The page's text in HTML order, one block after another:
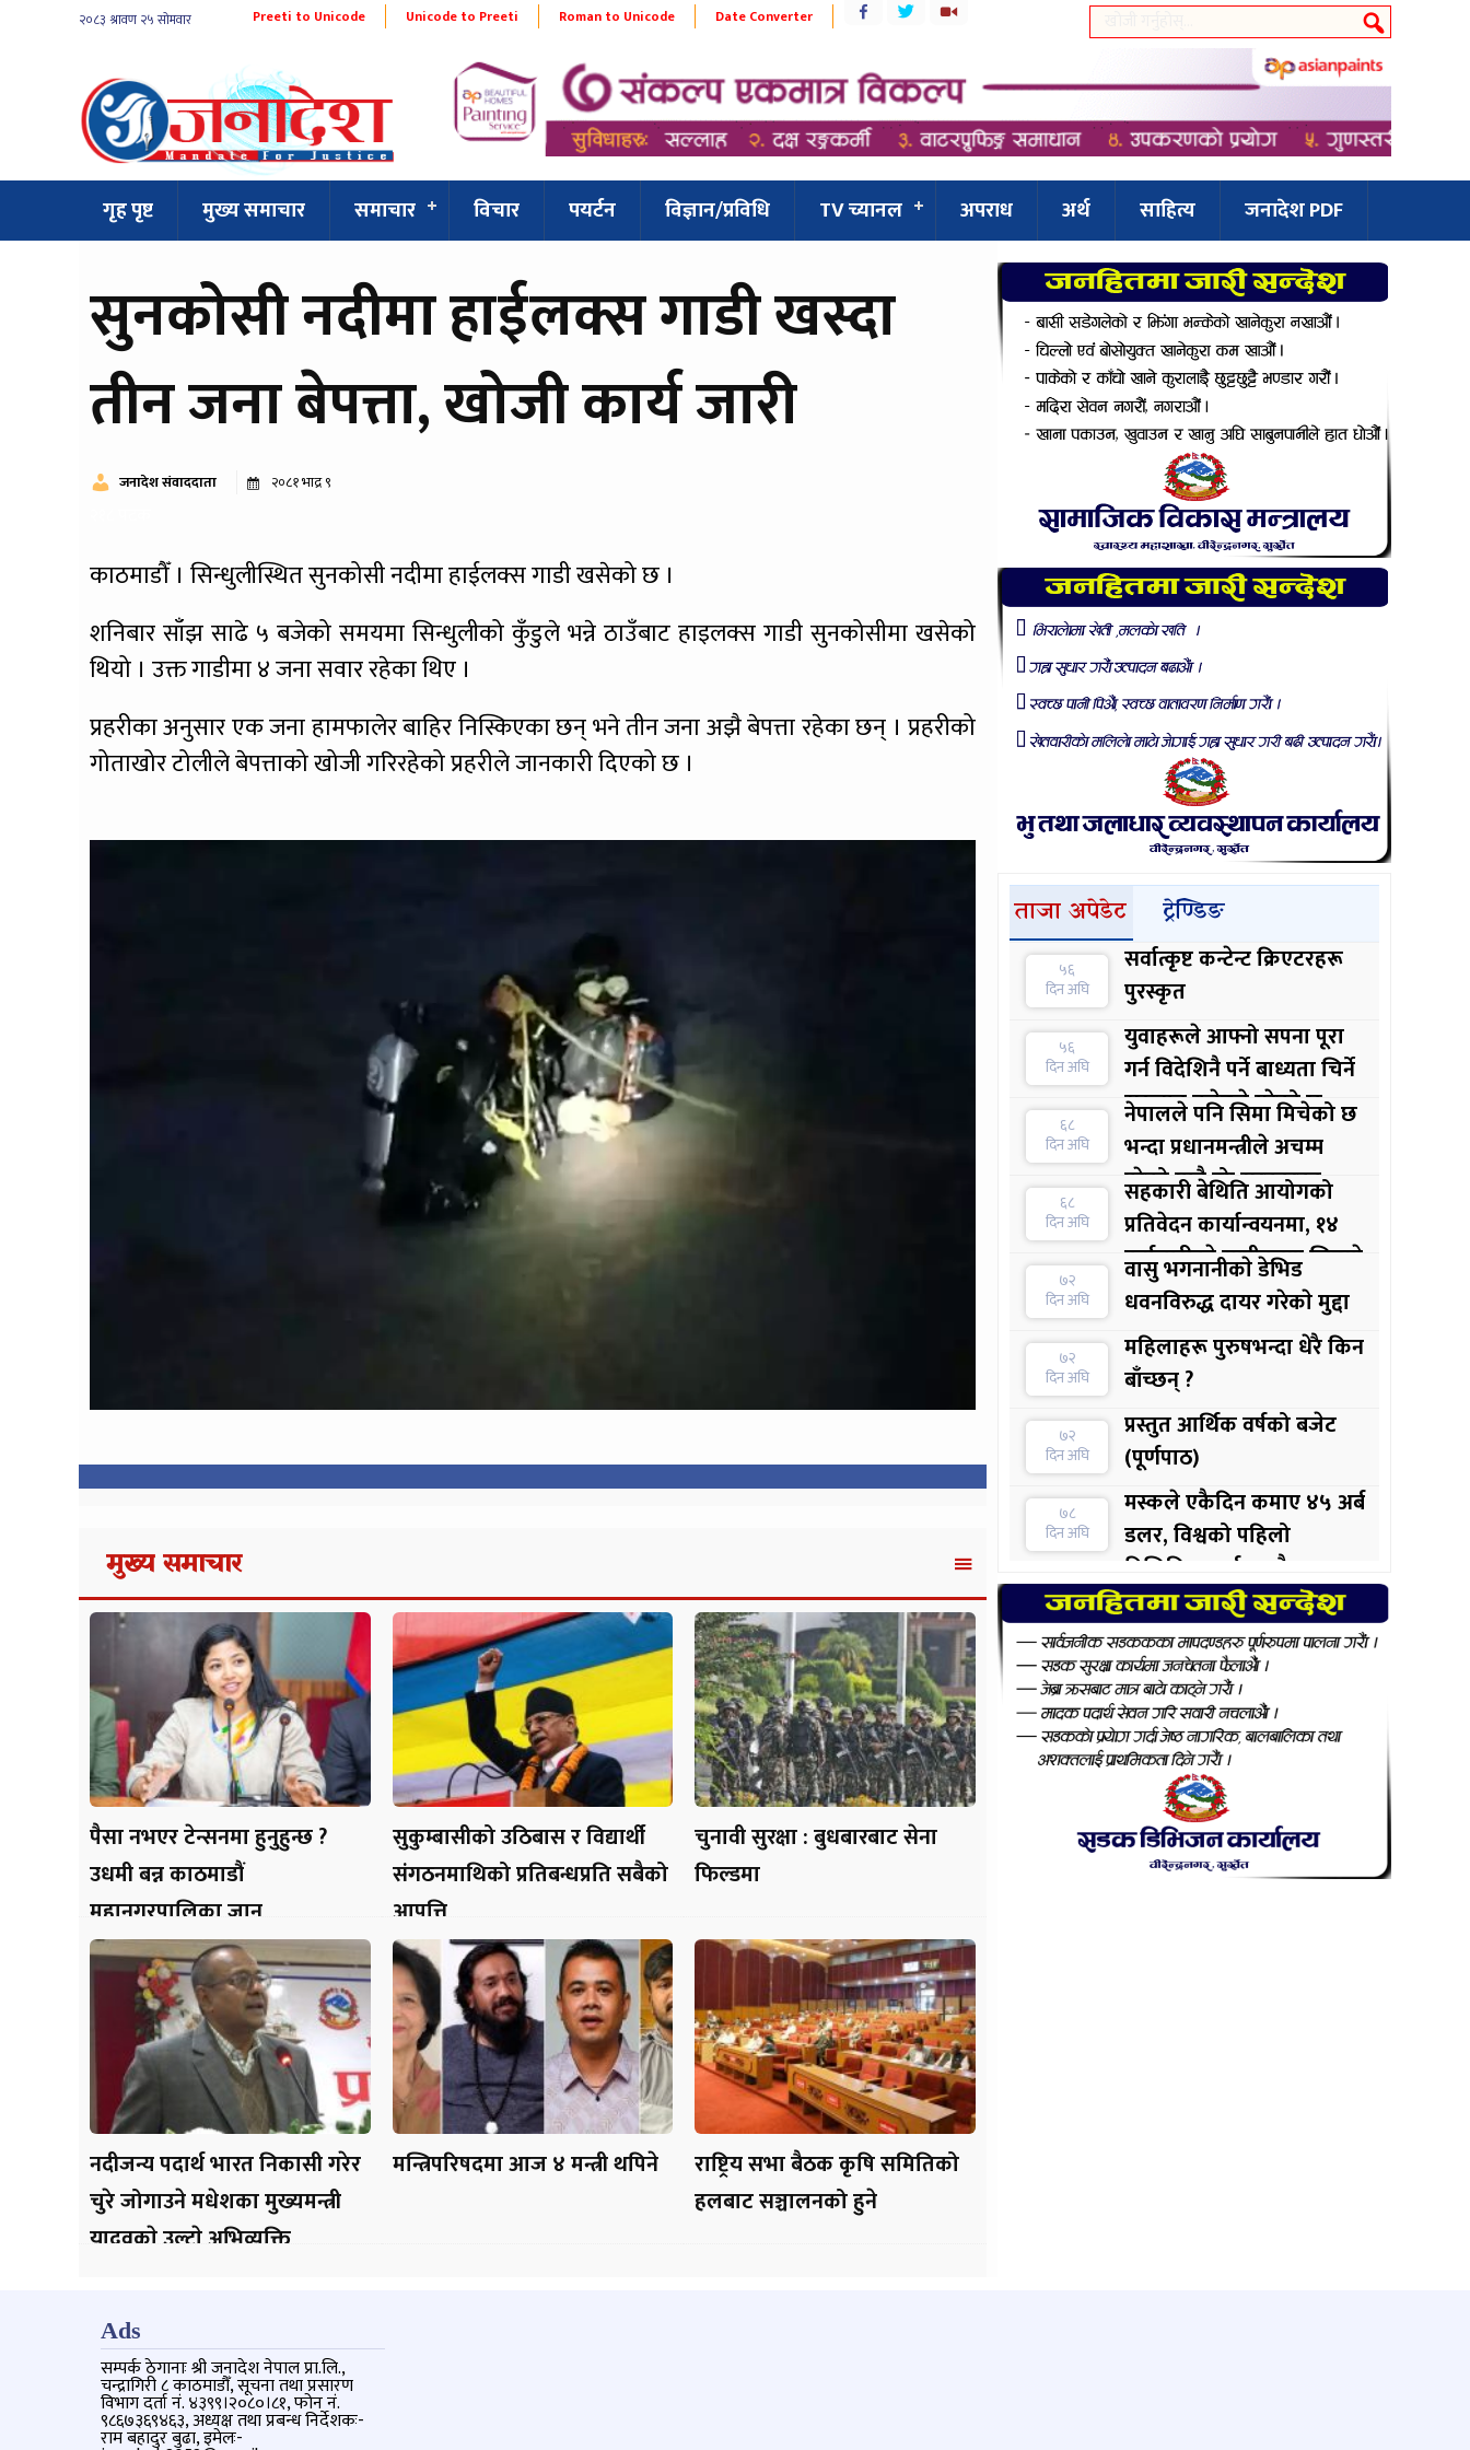
Preeti to Unicode Unicode to Preeti Roman to Unicode Date Converter
गृह पृष्ट मुख्य समाचार समाचार विचार पयर्टन विज्ञान/प्रविधि TV च्यानल अपराध अर्थ साहित्य जनादेश PDF
सुनकोसी नदीमा हाईलक्स गाडी खस्दा
तीन जना बेपत्ता, खोजी कार्य जारी
जनादेश संवाददाता २०८१ भाद्र ९
काठमाडौँ । सिन्धुलीस्थित सुनकोसी नदीमा हाईलक्स गाडी खसेको छ ।
शनिबार साँझ साढे ५ बजेको समयमा सिन्धुलीको कुँडुले भन्ने ठाउँबाट हाइलक्स गाडी सुनकोसीमा खसेको
थियो । उक्त गाडीमा ४ जना सवार रहेका थिए ।
प्रहरीका अनुसार एक जना हामफालेर बाहिर निस्किएका छन् भने तीन जना अझै बेपत्ता रहेका छन् । प्रहरीको
गोताखोर टोलीले बेपत्ताको खोजी गरिरहेको प्रहरीले जानकारी दिएको छ ।
मुख्य समाचार
पैसा नभएर टेन्सनमा हुनुहुन्छ ?
उधमी बन्न काठमाडौं
महानगरपालिका जानु
सुकुम्बासीको उठिबास र विद्यार्थी
संगठनमाथिको प्रतिबन्धप्रति सबैको
आपत्ति
चुनावी सुरक्षा : बुधबारबाट सेना
फिल्डमा
नदीजन्य पदार्थ भारत निकासी गरेर
चुरे जोगाउने मधेशका मुख्यमन्त्री
यादवकाे उल्टाे अभिव्यक्ति
मन्त्रिपरिषदमा आज ४ मन्त्री थपिने
राष्ट्रिय सभा बैठक कृषि समितिको
हलबाट सञ्चालनको हुने
ताजा अपेडेट ट्रेण्डिङ
५६
दिन अघि
सर्वात्कृष्ट कन्टेन्ट क्रिएटरहरू
पुरस्कृत
५६
दिन अघि
युवाहरूले आफ्नो सपना पूरा
गर्न विदेशिनै पर्ने बाध्यता चिर्ने
सुरुवात बजेटले गरेको छ :
अर्थमन्त्री
६८
दिन अघि
नेपालले पनि सिमा मिचेको छ
भन्दा प्रधानमन्त्रीले अचम्म
परेको मात्रै होः सरकारका
प्रवक्ता
६८
दिन अघि
सहकारी बेथिति आयोगको
प्रतिवेदन कार्यान्वयनमा, १४
कर्मचारीकाे स्पष्टीकरण लिइयाे
७२
दिन अघि
वासु भगनानीकाे डेभिड
धवनविरुद्ध दायर गरेकाे मुद्दा
७२
दिन अघि
महिलाहरू पुरुषभन्दा धेरै किन
बाँच्छन् ?
७२
दिन अघि
प्रस्तुत आर्थिक वर्षको बजेट
(पूर्णपाठ)
७८
दिन अघि
मस्कले एकैदिन कमाए ४५ अर्ब
डलर, विश्वको पहिलो
ट्रिलिनियर पर्सन बन्दै
Ads
सम्पर्क ठेगानाः श्री जनादेश नेपाल प्रा.लि.,
चन्द्रागिरी ८ काठमाडौँ, सूचना तथा प्रसारण
विभाग दर्ता नं. ४३९९।२०८०।८१, फोन नं.
९८६७३६९४६३, अध्यक्ष तथा प्रबन्ध निर्देशकः-
राम बहादुर बुढा, इमेलः-